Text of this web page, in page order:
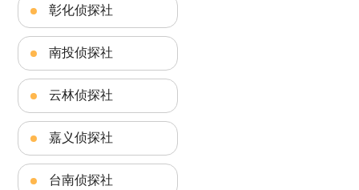
彰化侦探社
南投侦探社
云林侦探社
嘉义侦探社
台南侦探社